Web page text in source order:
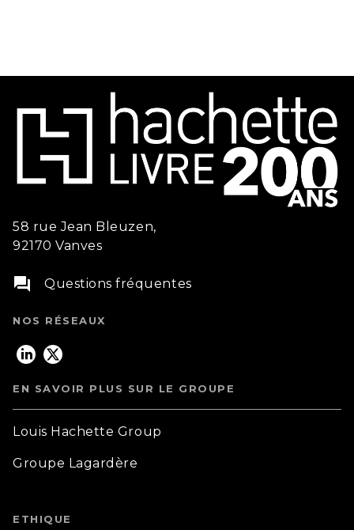
58 rue Jean Bleuzen,
92170 Vanves
question_answer Questions fréquentes
NOS RÉSEAUX
EN SAVOIR PLUS SUR LE GROUPE
Louis Hachette Group
Groupe Lagardère
ETHIQUE